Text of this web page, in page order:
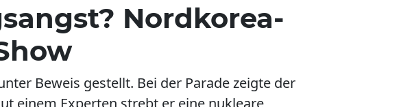
Nordkorea-
Beweis gestellt. Bei der Parade zeigte der
einem Experten strebt er eine nukleare